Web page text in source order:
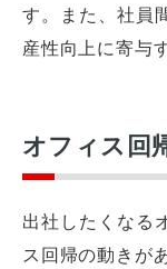
す。また、社員
産性向上に寄与
オフィス回
出社したくなる
ス回帰の動きが